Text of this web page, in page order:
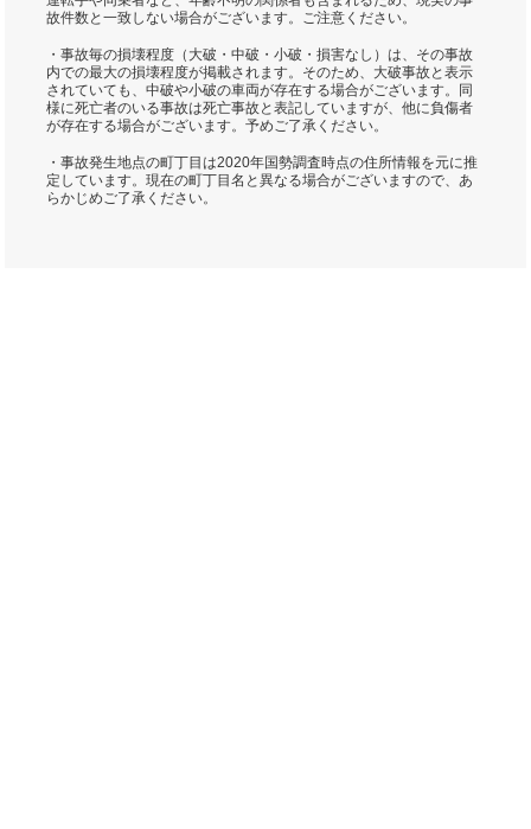
故件数と一致しない場合がございます。ご注意ください。
・事故毎の損壊程度（大破・中破・小破・損害なし）は、その事故
内での最大の損壊程度が掲載されます。そのため、大破事故と表示
されていても、中破や小破の車両が存在する場合がございます。同
様に死亡者のいる事故は死亡事故と表記していますが、他に負傷者
が存在する場合がございます。予めご了承ください。
・事故発生地点の町丁目は2020年国勢調査時点の住所情報を元に推
定しています。現在の町丁目名と異なる場合がございますので、あ
らかじめご了承ください。